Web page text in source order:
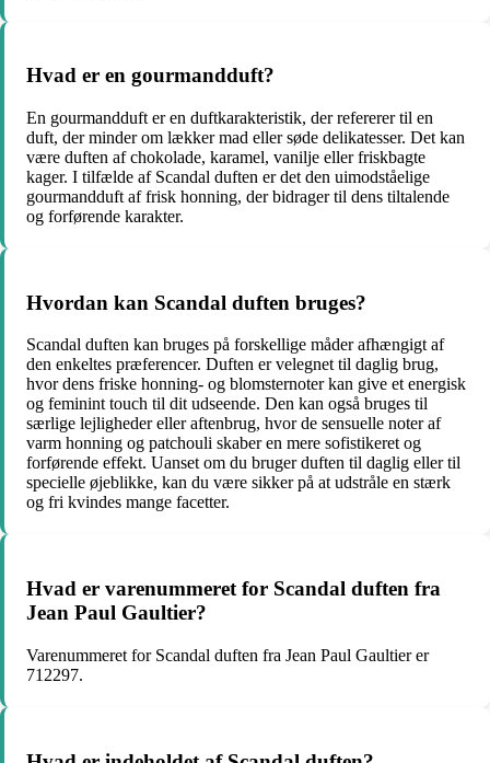
Hvad er en gourmandduft?
En gourmandduft er en duftkarakteristik, der refererer til en
duft, der minder om lækker mad eller søde delikatesser. Det kan
være duften af chokolade, karamel, vanilje eller friskbagte
kager. I tilfælde af Scandal duften er det den uimodståelige
gourmandduft af frisk honning, der bidrager til dens tiltalende
og forførende karakter.
Hvordan kan Scandal duften bruges?
Scandal duften kan bruges på forskellige måder afhængigt af
den enkeltes præferencer. Duften er velegnet til daglig brug,
hvor dens friske honning- og blomsternoter kan give et energisk
og feminint touch til dit udseende. Den kan også bruges til
særlige lejligheder eller aftenbrug, hvor de sensuelle noter af
varm honning og patchouli skaber en mere sofistikeret og
forførende effekt. Uanset om du bruger duften til daglig eller til
specielle øjeblikke, kan du være sikker på at udstråle en stærk
og fri kvindes mange facetter.
Hvad er varenummeret for Scandal duften fra
Jean Paul Gaultier?
Varenummeret for Scandal duften fra Jean Paul Gaultier er
712297.